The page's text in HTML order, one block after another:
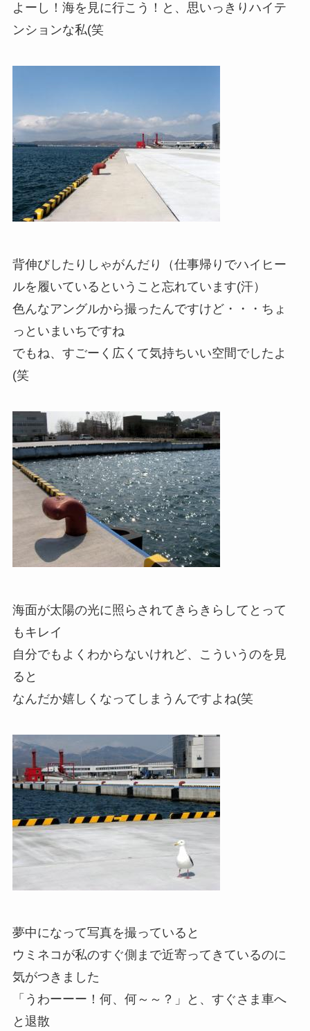
よーし！海を見に行こう！と、思いっきりハイテ
ンションな私(笑
背伸びしたりしゃがんだり（仕事帰りでハイヒー
ルを履いているということ忘れています(汗）
色んなアングルから撮ったんですけど・・・ちょ
っといまいちですね
でもね、すごーく広くて気持ちいい空間でしたよ
(笑
海面が太陽の光に照らされてきらきらしてとって
もキレイ
自分でもよくわからないけれど、こういうのを見
ると
なんだか嬉しくなってしまうんですよね(笑
夢中になって写真を撮っていると
ウミネコが私のすぐ側まで近寄ってきているのに
気がつきました
「うわーーー！何、何～～？」と、すぐさま車へ
と退散